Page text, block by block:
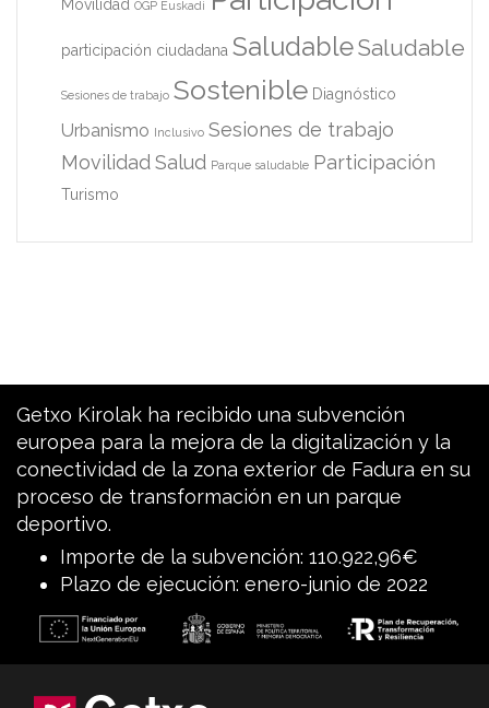
Movilidad OGP Euskadi
participación ciudadana SaludableSaludable
Sesiones de trabajo Sostenible Diagnóstico
Urbanismo Inclusivo Sesiones de trabajo
Movilidad Salud Parque saludable Participación
Turismo
Getxo Kirolak ha recibido una subvención
europea para la mejora de la digitalización y la
conectividad de la zona exterior de Fadura en su
proceso de transformación en un parque
deportivo.
Importe de la subvención: 110.922,96€
Plazo de ejecución: enero-junio de 2022